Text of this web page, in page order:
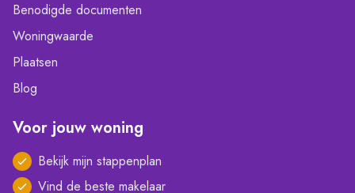
Benodigde documenten
Woningwaarde
Plaatsen
Blog
Voor jouw woning
Bekijk mijn stappenplan
Vind de beste makelaar